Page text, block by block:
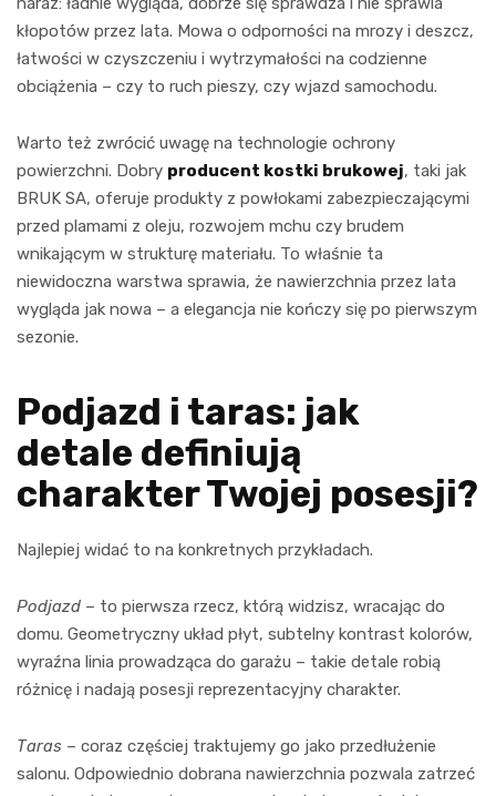
kłopotów przez lata. Mowa o odporności na mrozy i deszcz,
łatwości w czyszczeniu i wytrzymałości na codzienne
obciążenia – czy to ruch pieszy, czy wjazd samochodu.
Warto też zwrócić uwagę na technologie ochrony
powierzchni. Dobry producent kostki brukowej, taki jak
BRUK SA, oferuje produkty z powłokami zabezpieczającymi
przed plamami z oleju, rozwojem mchu czy brudem
wnikającym w strukturę materiału. To właśnie ta
niewidoczna warstwa sprawia, że nawierzchnia przez lata
wygląda jak nowa – a elegancja nie kończy się po pierwszym
sezonie.
Podjazd i taras: jak
detale definiują
charakter Twojej posesji?
Najlepiej widać to na konkretnych przykładach.
Podjazd – to pierwsza rzecz, którą widzisz, wracając do
domu. Geometryczny układ płyt, subtelny kontrast kolorów,
wyraźna linia prowadząca do garażu – takie detale robią
różnicę i nadają posesji reprezentacyjny charakter.
Taras – coraz częściej traktujemy go jako przedłużenie
salonu. Odpowiednio dobrana nawierzchnia pozwala zatrzeć